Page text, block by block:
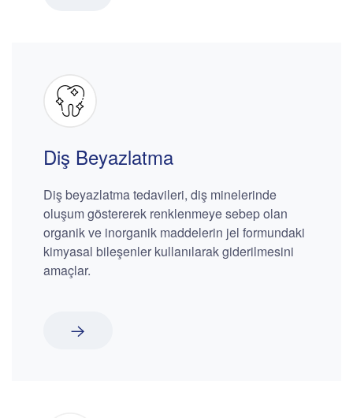
Diş Beyazlatma
Diş beyazlatma tedavileri, diş minelerinde
oluşum göstererek renklenmeye sebep olan
organik ve inorganik maddelerin jel formundaki
kimyasal bileşenler kullanılarak giderilmesini
amaçlar.